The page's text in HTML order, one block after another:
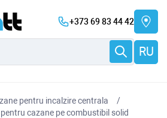
+373 69 83 44 42
RU
pentru incalzire centrala
cazane pe combustibil solid